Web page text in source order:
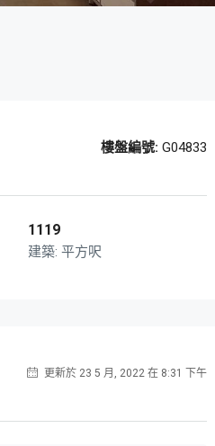
樓盤編號: G04833
1119
平方呎
更新於 23 5 月, 2022 在 8:31 下午